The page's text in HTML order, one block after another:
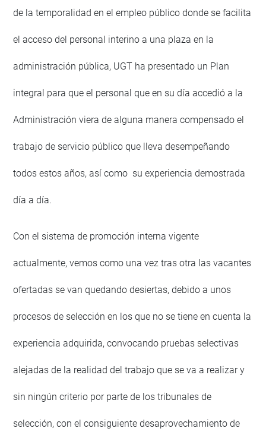
de la temporalidad en el empleo público donde se facilita
el acceso del personal interino a una plaza en la
administración pública, UGT ha presentado un Plan
integral para que el personal que en su día accedió a la
Administración viera de alguna manera compensado el
trabajo de servicio público que lleva desempeñando
todos estos años, así como su experiencia demostrada
día a día.
Con el sistema de promoción interna vigente
actualmente, vemos como una vez tras otra las vacantes
ofertadas se van quedando desiertas, debido a unos
procesos de selección en los que no se tiene en cuenta la
experiencia adquirida, convocando pruebas selectivas
alejadas de la realidad del trabajo que se va a realizar y
sin ningún criterio por parte de los tribunales de
selección, con el consiguiente desaprovechamiento de